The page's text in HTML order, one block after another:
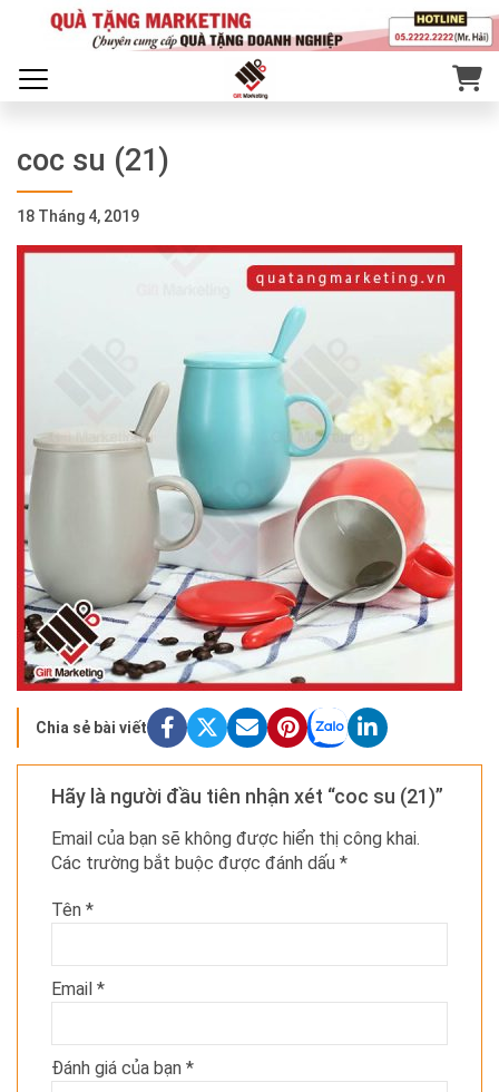
coc su (21)
18 Tháng 4, 2019
Chia sẻ bài viết
Hãy là người đầu tiên nhận xét “coc su (21)”
Email của bạn sẽ không được hiển thị công khai.
Các trường bắt buộc được đánh dấu *
Tên *
Email *
Đánh giá của bạn *